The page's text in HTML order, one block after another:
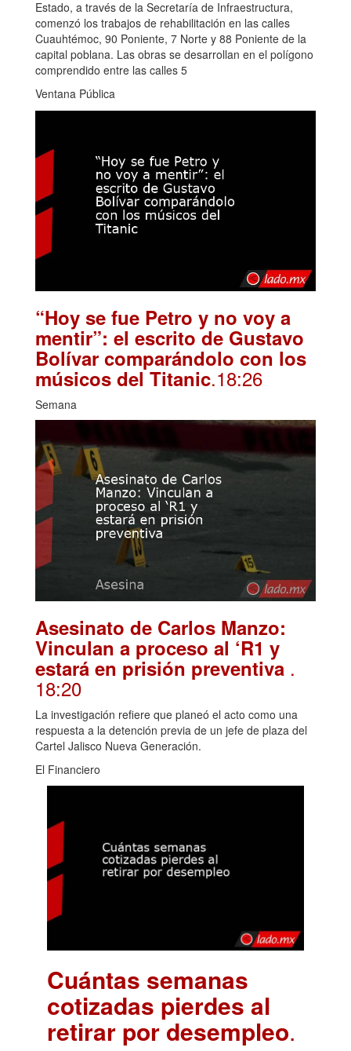
Estado, a través de la Secretaría de Infraestructura,
comenzó los trabajos de rehabilitación en las calles
Cuauhtémoc, 90 Poniente, 7 Norte y 88 Poniente de la
capital poblana. Las obras se desarrollan en el polígono
comprendido entre las calles 5
Ventana Pública
“Hoy se fue Petro y no voy a
mentir”: el escrito de Gustavo
Bolívar comparándolo con los
músicos del Titanic.18:26
Semana
Asesinato de Carlos Manzo:
Vinculan a proceso al ‘R1 y
estará en prisión preventiva .
18:20
La investigación refiere que planeó el acto como una
respuesta a la detención previa de un jefe de plaza del
Cartel Jalisco Nueva Generación.
El Financiero
Cuántas semanas
cotizadas pierdes al
retirar por desempleo.